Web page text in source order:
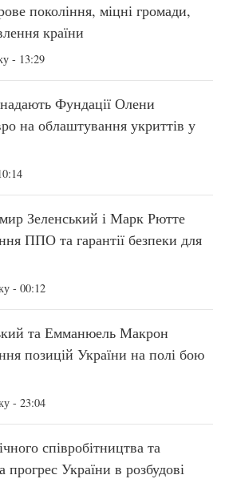
покоління, міцні громади,
країни
- 13:29
Фундації Олени
на облаштування укриттів у
Зеленський і Марк Рютте
ППО та гарантії безпеки для
- 00:12
та Емманюель Макрон
позицій України на полі бою
- 23:04
співробітництва та
прогрес України в розбудові